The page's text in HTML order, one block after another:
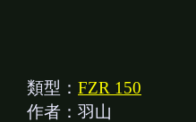
類型： FZR 150
作者：羽山